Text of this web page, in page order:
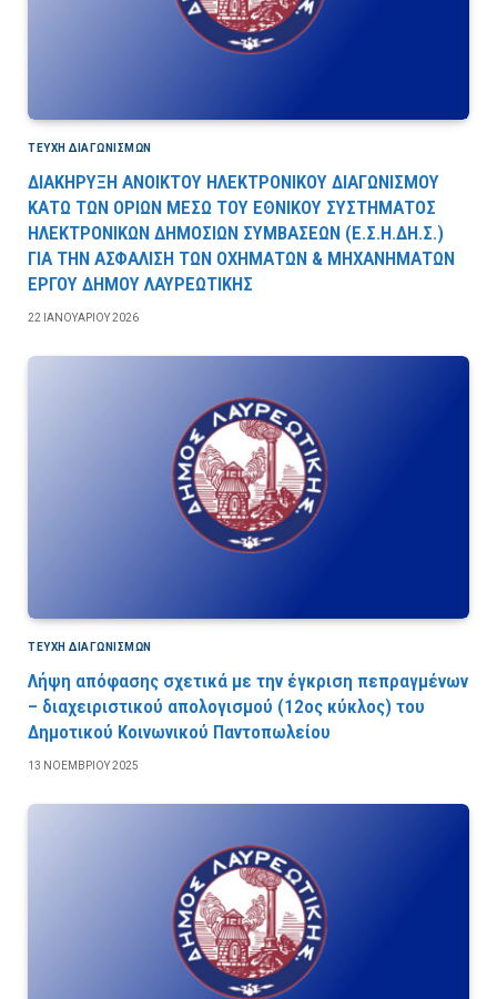
ΤΕΎΧΗ ΔΙΑΓΩΝΙΣΜΏΝ
ΔΙΑΚΗΡΥΞΗ ΑΝΟΙΚΤΟΥ ΗΛΕΚΤΡΟΝΙΚΟΥ ΔΙΑΓΩΝΙΣΜΟΥ
ΚΑΤΩ ΤΩΝ ΟΡΙΩΝ ΜΕΣΩ ΤΟΥ ΕΘΝΙΚΟΥ ΣΥΣΤΗΜΑΤΟΣ
ΗΛΕΚΤΡΟΝΙΚΩΝ ΔΗΜΟΣΙΩΝ ΣΥΜΒΑΣΕΩΝ (Ε.Σ.Η.ΔΗ.Σ.)
ΓΙΑ ΤΗΝ ΑΣΦΑΛΙΣΗ ΤΩΝ ΟΧΗΜΑΤΩΝ & ΜΗΧΑΝΗΜΑΤΩΝ
ΕΡΓΟΥ ΔΗΜΟΥ ΛΑΥΡΕΩΤΙΚΗΣ
22 ΙΑΝΟΥΑΡΊΟΥ 2026
ΤΕΎΧΗ ΔΙΑΓΩΝΙΣΜΏΝ
Λήψη απόφασης σχετικά με την έγκριση πεπραγμένων
– διαχειριστικού απολογισμού (12ος κύκλος) του
Δημοτικού Κοινωνικού Παντοπωλείου
13 ΝΟΕΜΒΡΊΟΥ 2025